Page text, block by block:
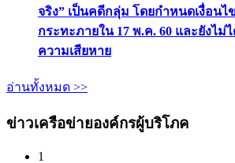
จริง” เป็นคดีกลุ่ม โดยกำหนดเงื่อน
กระทะภายใน 17 พ.ค. 60 และยังไม่
ความเสียหาย
อ่านทั้งหมด >>
ข่าวเครือข่ายองค์กรผู้บริโภค
1